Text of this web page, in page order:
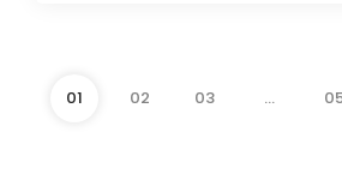
01 02 03 …